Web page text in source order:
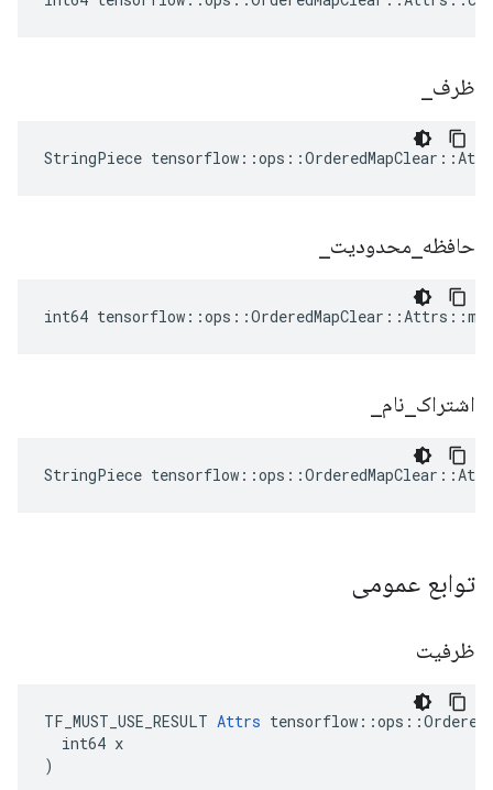
ظرف
StringPiece
حافظه محدودیت
int64
اشتراک نام
StringPiece
توابع عمومی
ظرفیت
TF_MUST_USE_RESULT Attrs
  int64 x
)